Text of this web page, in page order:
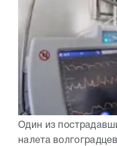
Один из
налета